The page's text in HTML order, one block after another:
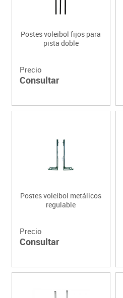
Postes voleibol fijos para
pista doble
Precio
Consultar
Postes voleibol metálicos
regulable
Precio
Consultar